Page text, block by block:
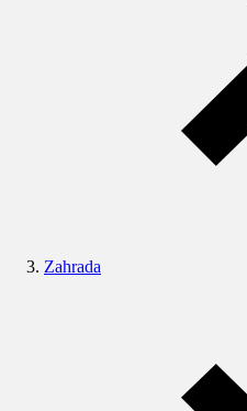
Zahrada